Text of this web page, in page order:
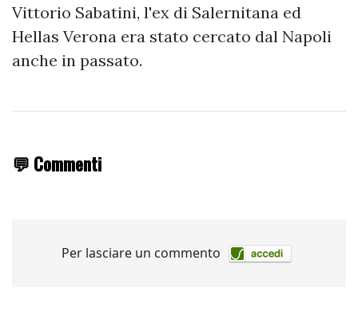
Vittorio Sabatini, l'ex di Salernitana ed
Hellas Verona era stato cercato dal Napoli
anche in passato.
💬 Commenti